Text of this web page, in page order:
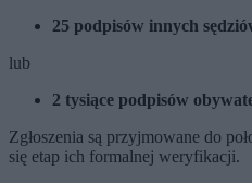
25 podpisów innych
lub
2 tysiące podpisów
Zgłoszenia są przyjmowane do
się etap ich formalnej weryfikacji.